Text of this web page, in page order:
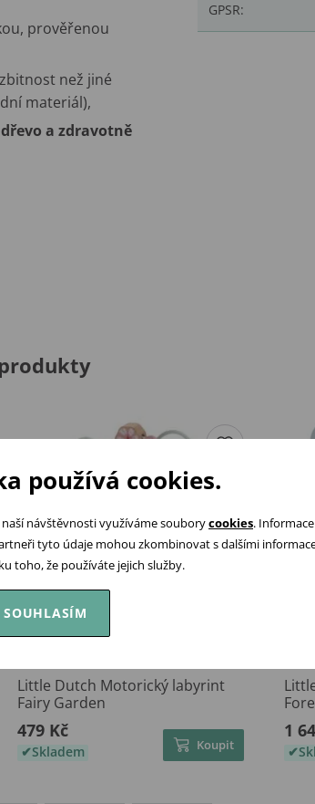
prověřenou
než jiné
materiál),
a zdravotně
GPSR:
Little Dutch Motorický labyrint
Fairy Garden
479 Kč
Skladem Koupit
1
používá cookies.
návštěvnosti využíváme souborycookies.
tyto údaje mohou zkombinovat s dalšími
toho, že používáte jejich služby.
SOUHLASÍM